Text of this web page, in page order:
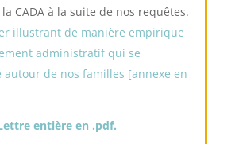
CADA à la suite de nos requêtes.
illustrant de manière empirique
administratif qui se
de nos familles [annexe en
entière en .pdf.